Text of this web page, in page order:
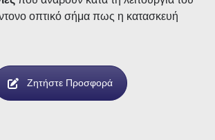
οπτικό σήμα πως η κατασκευή
Ζητήστε Προσφορά